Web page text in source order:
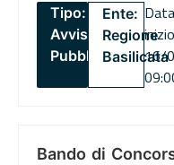
Tipo:
Avviso
Pubblico
Ente:
Regione
Basilicata
Data
16/
Bando di